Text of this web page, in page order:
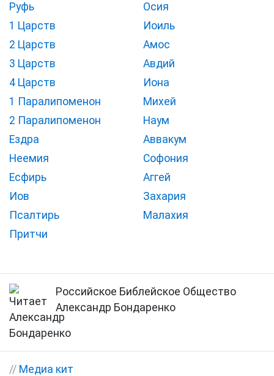
Руфь
1 Царств
2 Царств
3 Царств
4 Царств
1 Паралипоменон
2 Паралипоменон
Ездра
Неемия
Есфирь
Иов
Псалтирь
Притчи
Осия
Иоиль
Амос
Авдий
Иона
Михей
Наум
Аввакум
Софония
Аггей
Захария
Малахия
Российское Библейское Общество
Александр Бондаренко
// Медиа кит